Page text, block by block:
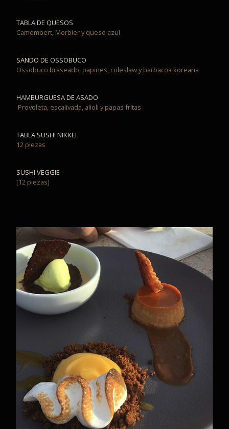
TABLA DE QUESOS
Camembert, Morbier y queso azul
SANDO DE OSSOBUCO
Ossobuco braseado, papines, coleslaw y barbacoa koreana
HAMBURGUESA DE ASADO
Provoleta, escalivada, alioli y papas fritas
TABLA SUSHI NIKKEI
12 piezas
SUSHI VEGGIE
[12 piezas]